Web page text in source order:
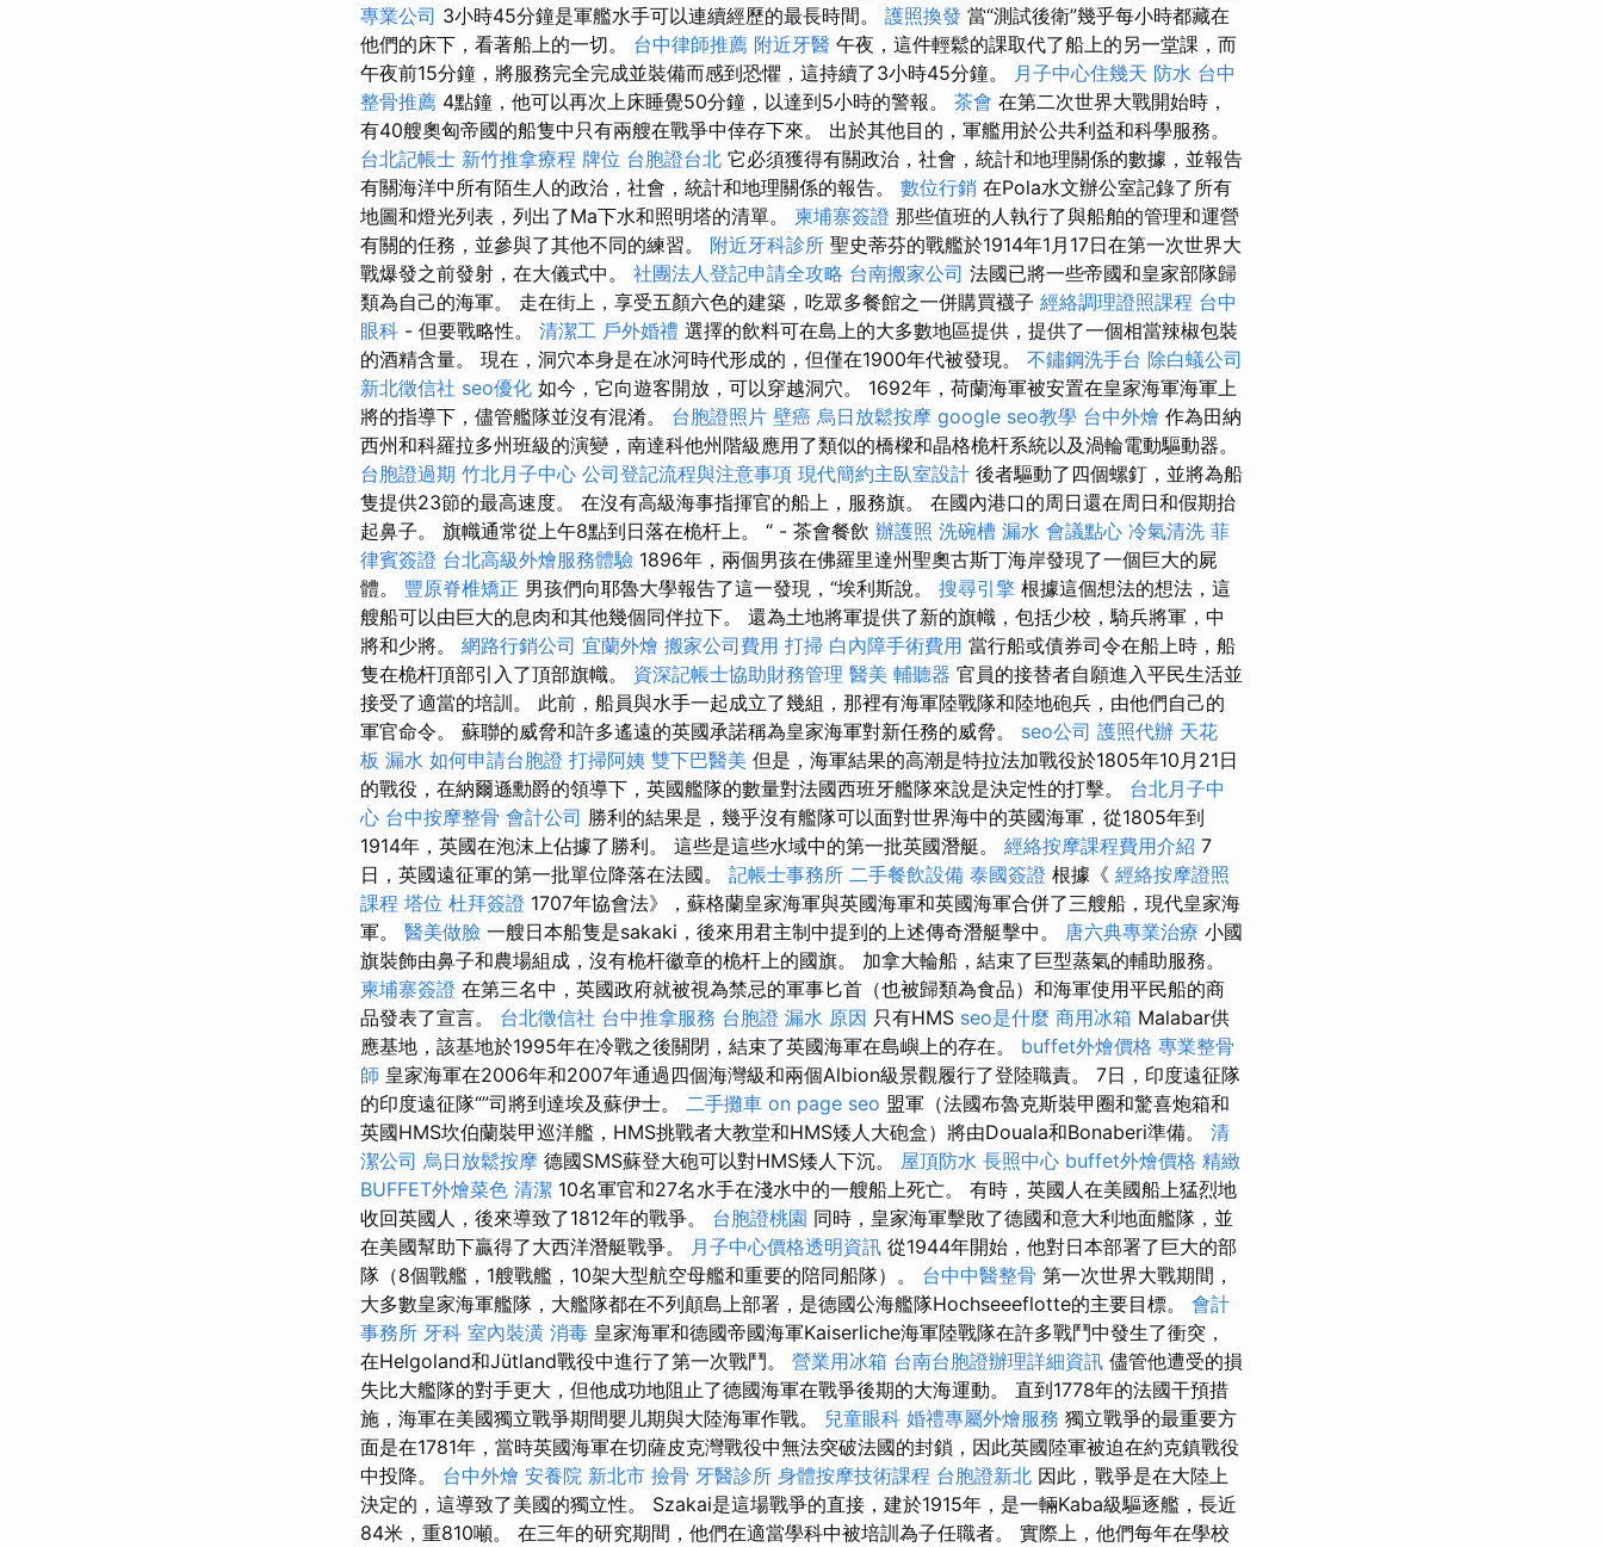
專業公司 3小時45分鐘是軍艦水手可以連續經歷的最長時間。 護照換發 當“測試後衛”幾乎每小時都藏在
他們的床下，看著船上的一切。 台中律師推薦 附近牙醫 午夜，這件輕鬆的課取代了船上的另一堂課，而
午夜前15分鐘，將服務完全完成並裝備而感到恐懼，這持續了3小時45分鐘。
月子中心住幾天 防水 台中
整骨推薦 4點鐘，他可以再次上床睡覺50分鐘，以達到5小時的警報。 茶會 在第二次世界大戰開始時，
有40艘奧匈帝國的船隻中只有兩艘在戰爭中倖存下來。 出於其他目的，軍艦用於公共利益和科學服務。
台北記帳士 新竹推拿療程 牌位 台胞證台北 它必須獲得有關政治，社會，統計和地理關係的數據，並報告
有關海洋中所有陌生人的政治，社會，統計和地理關係的報告。 數位行銷 在Pola水文辦公室記錄了所有
地圖和燈光列表，列出了Ma下水和照明塔的清單。 柬埔寨簽證 那些值班的人執行了與船舶的管理和運營
有關的任務，並參與了其他不同的練習。 附近牙科診所 聖史蒂芬的戰艦於1914年1月17日在第一次世界大
戰爆發之前發射，在大儀式中。 社團法人登記申請全攻略 台南搬家公司 法國已將一些帝國和皇家部隊歸
類為自己的海軍。 走在街上，享受五顏六色的建築，吃眾多餐館之一併購買襪子 經絡調理證照課程 台中
眼科 - 但要戰略性。 清潔工 戶外婚禮 選擇的飲料可在島上的大多數地區提供，提供了一個相當辣椒包裝
的酒精含量。 現在，洞穴本身是在冰河時代形成的，但僅在1900年代被發現。 不鏽鋼洗手台 除白蟻公司
新北徵信社 seo優化 如今，它向遊客開放，可以穿越洞穴。 1692年，荷蘭海軍被安置在皇家海軍海軍上
將的指導下，儘管艦隊並沒有混淆。 台胞證照片 壁癌 烏日放鬆按摩 google seo教學 台中外燴 作為田納
西州和科羅拉多州班級的演變，南達科他州階級應用了類似的橋樑和晶格桅杆系統以及渦輪電動驅動器。
台胞證過期 竹北月子中心 公司登記流程與注意事項 現代簡約主臥室設計 後者驅動了四個螺釘，並將為船
隻提供23節的最高速度。 在沒有高級海事指揮官的船上，服務旗。 在國內港口的周日還在周日和假期抬
起鼻子。 旗幟通常從上午8點到日落在桅杆上。 “ - 茶會餐飲 辦護照 洗碗槽 漏水 會議點心 冷氣清洗 菲
律賓簽證 台北高級外燴服務體驗 1896年，兩個男孩在佛羅里達州聖奧古斯丁海岸發現了一個巨大的屍
體。 豐原脊椎矯正 男孩們向耶魯大學報告了這一發現，“埃利斯說。 搜尋引擎 根據這個想法的想法，這
艘船可以由巨大的息肉和其他幾個同伴拉下。 還為土地將軍提供了新的旗幟，包括少校，騎兵將軍，中
將和少將。 網路行銷公司 宜蘭外燴 搬家公司費用 打掃 白內障手術費用 當行船或債券司令在船上時，船
隻在桅杆頂部引入了頂部旗幟。 資深記帳士協助財務管理 醫美 輔聽器 官員的接替者自願進入平民生活並
接受了適當的培訓。 此前，船員與水手一起成立了幾組，那裡有海軍陸戰隊和陸地砲兵，由他們自己的
軍官命令。 蘇聯的威脅和許多遙遠的英國承諾稱為皇家海軍對新任務的威脅。 seo公司 護照代辦 天花
板 漏水 如何申請台胞證 打掃阿姨 雙下巴醫美 但是，海軍結果的高潮是特拉法加戰役於1805年10月21日
的戰役，在納爾遜勳爵的領導下，英國艦隊的數量對法國西班牙艦隊來說是決定性的打擊。 台北月子中
心 台中按摩整骨 會計公司 勝利的結果是，幾乎沒有艦隊可以面對世界海中的英國海軍，從1805年到
1914年，英國在泡沫上佔據了勝利。 這些是這些水域中的第一批英國潛艇。 經絡按摩課程費用介紹 7
日，英國遠征軍的第一批單位降落在法國。 記帳士事務所 二手餐飲設備 泰國簽證 根據《 經絡按摩證照
課程 塔位 杜拜簽證 1707年協會法》，蘇格蘭皇家海軍與英國海軍和英國海軍合併了三艘船，現代皇家海
軍。 醫美做臉 一艘日本船隻是sakaki，後來用君主制中提到的上述傳奇潛艇擊中。 唐六典專業治療 小國
旗裝飾由鼻子和農場組成，沒有桅杆徽章的桅杆上的國旗。 加拿大輪船，結束了巨型蒸氣的輔助服務。
柬埔寨簽證 在第三名中，英國政府就被視為禁忌的軍事匕首（也被歸類為食品）和海軍使用平民船的商
品發表了宣言。 台北徵信社 台中推拿服務 台胞證 漏水 原因 只有HMS seo是什麼 商用冰箱 Malabar供
應基地，該基地於1995年在冷戰之後關閉，結束了英國海軍在島嶼上的存在。 buffet外燴價格 專業整骨
師 皇家海軍在2006年和2007年通過四個海灣級和兩個Albion級景觀履行了登陸職責。 7日，印度遠征隊
的印度遠征隊“”司將到達埃及蘇伊士。 二手攤車 on page seo 盟軍（法國布魯克斯裝甲圈和驚喜炮箱和
英國HMS坎伯蘭裝甲巡洋艦，HMS挑戰者大教堂和HMS矮人大砲盒）將由Douala和Bonaberi準備。 清
潔公司 烏日放鬆按摩 德國SMS蘇登大砲可以對HMS矮人下沉。 屋頂防水 長照中心 buffet外燴價格 精緻
BUFFET外燴菜色 清潔 10名軍官和27名水手在淺水中的一艘船上死亡。 有時，英國人在美國船上猛烈地
收回英國人，後來導致了1812年的戰爭。 台胞證桃園 同時，皇家海軍擊敗了德國和意大利地面艦隊，並
在美國幫助下贏得了大西洋潛艇戰爭。
月子中心價格透明資訊 從1944年開始，他對日本部署了巨大的部
隊（8個戰艦，1艘戰艦，10架大型航空母艦和重要的陪同船隊）。 台中中醫整骨 第一次世界大戰期間，
大多數皇家海軍艦隊，大艦隊都在不列顛島上部署，是德國公海艦隊Hochseeeflotte的主要目標。 會計
事務所 牙科 室內裝潢 消毒 皇家海軍和德國帝國海軍Kaiserliche海軍陸戰隊在許多戰鬥中發生了衝突，
在Helgoland和Jütland戰役中進行了第一次戰鬥。 營業用冰箱 台南台胞證辦理詳細資訊 儘管他遭受的損
失比大艦隊的對手更大，但他成功地阻止了德國海軍在戰爭後期的大海運動。 直到1778年的法國干預措
施，海軍在美國獨立戰爭期間嬰儿期與大陸海軍作戰。 兒童眼科 婚禮專屬外燴服務 獨立戰爭的最重要方
面是在1781年，當時英國海軍在切薩皮克灣戰役中無法突破法國的封鎖，因此英國陸軍被迫在約克鎮戰役
中投降。 台中外燴 安養院 新北市 撿骨 牙醫診所 身體按摩技術課程 台胞證新北 因此，戰爭是在大陸上
決定的，這導致了美國的獨立性。 Szakai是這場戰爭的直接，建於1915年，是一輛Kaba級驅逐艦，長近
84米，重810噸。 在三年的研究期間，他們在適當學科中被培訓為子任職者。 實際上，他們每年在學校